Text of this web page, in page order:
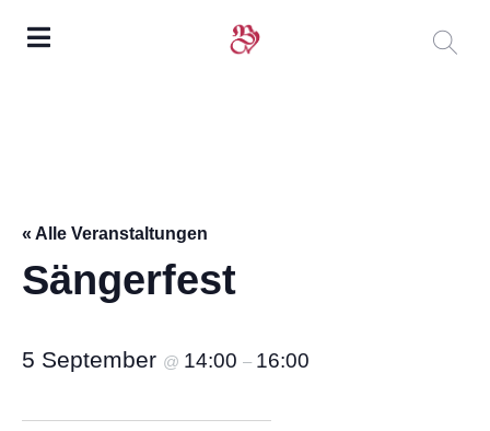
« Alle Veranstaltungen
Sängerfest
5 September @ 14:00 – 16:00